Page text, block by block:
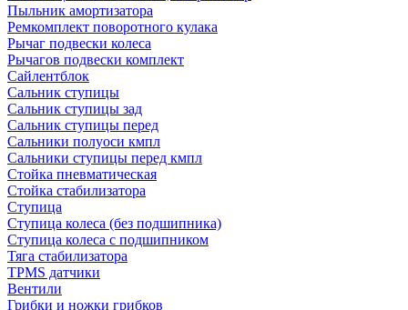
Пыльник амортизатора
Ремкомплект поворотного кулака
Рычаг подвески колеса
Рычагов подвески комплект
Сайлентблок
Сальник ступицы
Сальник ступицы зад
Сальник ступицы перед
Сальники полуоси кмпл
Сальники ступицы перед кмпл
Стойка пневматическая
Стойка стабилизатора
Ступица
Ступица колеса (без подшипника)
Ступица колеса с подшипником
Тяга стабилизатора
TPMS датчики
Вентили
Грибки и ножки грибков